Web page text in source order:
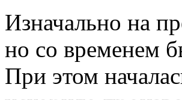
Изначально на
но со временем
При этом